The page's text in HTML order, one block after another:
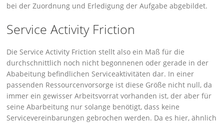
bei der Zuordnung und Erledigung der Aufgabe abgebildet.
Service Activity Friction
Die Service Activity Friction stellt also ein Maß für die
durchschnittlich noch nicht begonnenen oder gerade in der
Ababeitung befindlichen Serviceaktivitäten dar. In einer
passenden Ressourcenvorsorge ist diese Größe nicht null, da
immer ein gewisser Arbeitsvorrat vorhanden ist, der aber für
seine Abarbeitung nur solange benötigt, dass keine
Servicevereinbarungen gebrochen werden. Da es hier, ähnlich